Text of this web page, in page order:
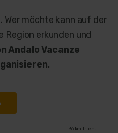
Wer möchte kann auf der
Region erkunden und
Andalo Vacanze
36 km Trient